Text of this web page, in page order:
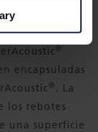
superficie, la
®
encapsuladas
® . La
los rebotes
una superficie